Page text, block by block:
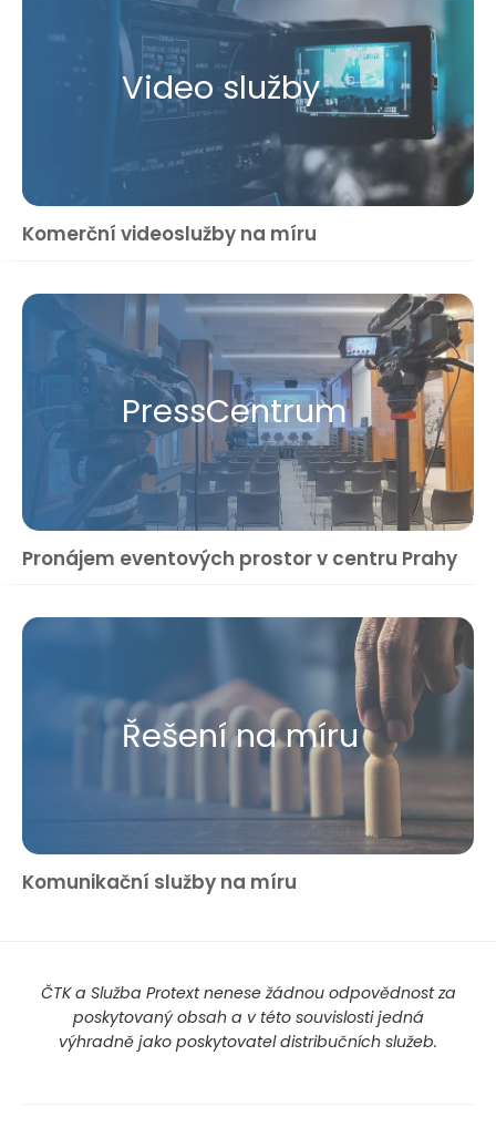
Video služby
Komerční videoslužby na míru
Press​Centrum
Pronájem eventových prostor v centru Prahy
Řešení na míru
Komunikační služby na míru
ČTK a Služba Protext nenese žádnou odpovědnost za
poskytovaný obsah a v této souvislosti jedná
výhradně jako poskytovatel distribučních služeb.